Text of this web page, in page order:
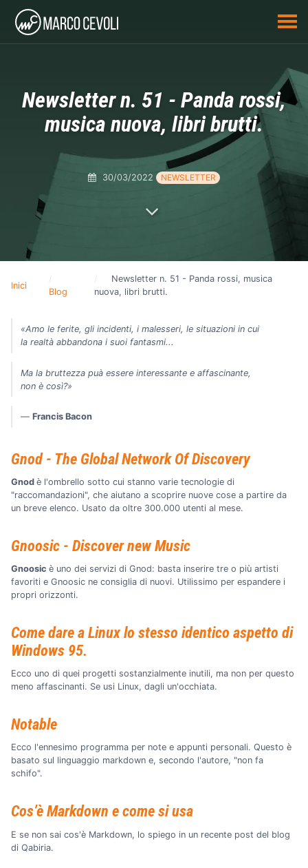
Newsletter n. 51 - Panda rossi,
musica nuova, libri brutti.
30/03/2022 NEWSLETTER
Inici
Blog
Newsletter n. 51 - Panda rossi, musica
nuova, libri brutti.
«Amo le ferite, gli incidenti, i malesseri, le situazioni in cui
la realtà abbandona i suoi fantasmi...
Ma la bruttezza puà essere interessante e affascinante,
non è così?»
―Francis Bacon
Gnod - The Global Network Of Discovery
Gnod è l'ombrello sotto cui stanno varie tecnologie di
"raccomandazioni", che aiutano a scoprire nuove cose a partire da
un breve elenco. Usato da oltre 300.000 utenti al mese.
Gnoosic - Discover new Music
Gnoosic è uno dei servizi di Gnod: basta inserire tre o più artisti
favoriti e Gnoosic ne consiglia di nuovi. Utilissimo per espandere i
propri orizzonti.
Come dare a Linux lo stesso identico aspetto di
Windows 95.
Ecco uno di quei progetti sostanzialmente inutili, ma non per questo
meno affascinanti. Se usi Linux, dagli un'occhiata.
Notable
Ecco l'ennesimo programma per note e appunti personali. Questo è
basato sul linguaggio markdown e, secondo l'autore, "non fa
schifo".
Cos’è Markdown e come si usa
E se non sai cos'è Markdown, lo spiego in un recente post del blog
di Qabiria.